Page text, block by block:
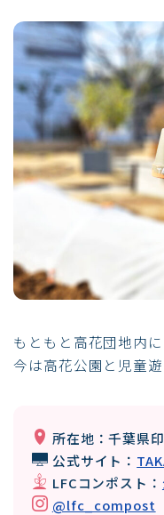
もともと高花団地内
今は高花公園と児童
所在地：千葉県
公式サイト：
LFCコンポスト：
@lfc_compost